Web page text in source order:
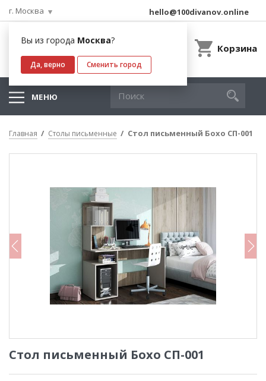
г. Москва
Вы из города Москва?
Да, верно Сменить город
hello@100divanov.online
Корзина
МЕНЮ
Главная Столы письменные Стол письменный Бохо СП-001
Стол письменный Бохо СП-001